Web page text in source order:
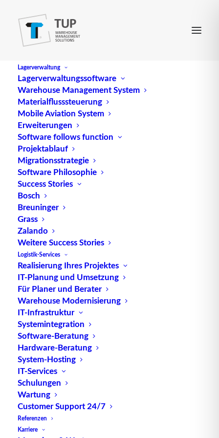
Lagerverwaltung
Lagerverwaltungssoftware
Warehouse Management System
Materialflusssteuerung
Mobile Aviation System
Erweiterungen
Software follows function
Projektablauf
Migrationsstrategie
Software Philosophie
Success Stories
Bosch
Breuninger
Grass
Zalando
Weitere Success Stories
Logistik-Services
Realisierung Ihres Projektes
IT-Planung und Umsetzung
Für Planer und Berater
Warehouse Modernisierung
IT-Infrastruktur
Systemintegration
Software-Beratung
Hardware-Beratung
System-Hosting
IT-Services
Schulungen
Wartung
Customer Support 24/7
Referenzen
Karriere
Absatzlogistik
DieLogistik
Steuerung,Bereitstellung und Optimierung von
Prozessen entlang der Wertschöpfungskette
Absatzlogistik umfasst die vollständige
Betrachtungsweise aller Prozessvorgänge der
Distributionspolitik, die bei der Überführung von
Waren eine Rolle spielen. Sie wird daher auch
Distributionslogistik genannt. Aufgrund der
direkten Verbindung zum Warenumschlagplatz
kann für die Absatzlogistik auch die Bezeichnung
(absatzseitige) Marketing-Logistik verwendet
werden.
Die Aufgabe der Absatzlogistik
ist die externe Marktversorgung. Sie fungiert als